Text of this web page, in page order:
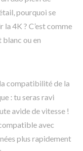
pourquoi se
4K ? C’est comme
ou en
compatibilité de la
: tu seras ravi
avide de vitesse !
avec
plus rapidement